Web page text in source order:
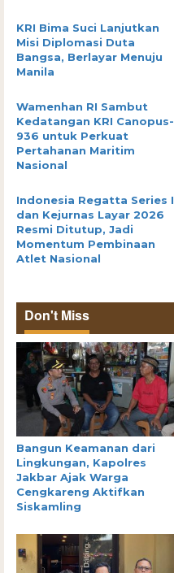
KRI Bima Suci Lanjutkan
Misi Diplomasi Duta
Bangsa, Berlayar Menuju
Manila
Wamenhan RI Sambut
Kedatangan KRI Canopus-
936 untuk Perkuat
Pertahanan Maritim
Nasional
Indonesia Regatta Series I
dan Kejurnas Layar 2026
Resmi Ditutup, Jadi
Momentum Pembinaan
Atlet Nasional
Don't Miss
Bangun Keamanan dari
Lingkungan, Kapolres
Jakbar Ajak Warga
Cengkareng Aktifkan
Siskamling